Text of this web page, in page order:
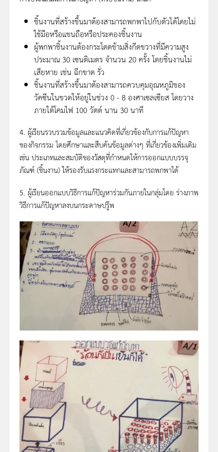
ชิ้นงานที่สร้างขึ้นมาต้องสามารถพกพาไปกับตัวได้โดยไม่
ใช้มือหรือแขนถือหรือประคองชิ้นงาน
ผู้พกพาชิ้นงานต้องกระโดดข้ามสิ่งกีดขวางที่มีความสูง
ประมาณ 30 เซนติเมตร จำนวน 20 ครั้ง โดยชิ้นงานไม่
เสียหาย เช่น ฉีกขาด รั่ว
ชิ้นงานที่สร้างขึ้นมาต้องสามารถควบคุมอุณหภูมิของ
วัคซีนในขวดให้อยู่ในช่วง 0 - 8 องศาเซลเซียส โดยวาง
ภายใต้โคมไฟ 100 วัตต์ นาน 30 นาที
4. ผู้เรียนรวบรวมข้อมูลและแนวคิดที่เกี่ยวข้องกับการแก้ปัญหา
ของกิจกรรม โดยศึกษาและสืบค้นข้อมูลต่างๆ ที่เกี่ยวข้องเพิ่มเติม
เช่น ประเภทและสมบัติของวัสดุที่กำหนดให้การออกแบบบรรจุ
ภัณฑ์ (ชิ้นงาน) ให้รองรับแรงกระแทกและสามารถพกพาได้
5. ผู้เรียนออกแบบวิธีการแก้ปัญหาร่วมกันภายในกลุ่มโดย ร่างภาพ
วิธีการแก้ปัญหาลงบนกระดาษปรู๊พ